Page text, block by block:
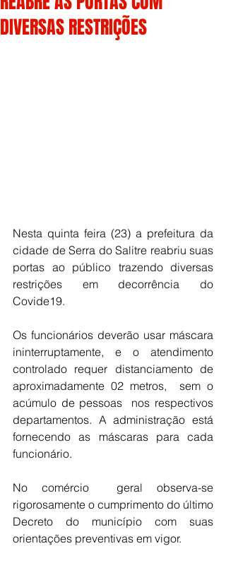
DIVERSAS RESTRIÇÕES
Nesta quinta feira (23) a prefeitura da
cidade de Serra do Salitre reabriu suas
portas ao público trazendo diversas
restrições em decorrência do
Covide19.
Os funcionários deverão usar máscara
ininterruptamente, e o atendimento
controlado requer distanciamento de
aproximadamente 02 metros,  sem o
acúmulo de pessoas  nos respectivos
departamentos. A administração está
fornecendo as máscaras para cada
funcionário.
No comércio  geral observa-se
rigorosamente o cumprimento do último
Decreto do município com suas
orientações preventivas em vigor.